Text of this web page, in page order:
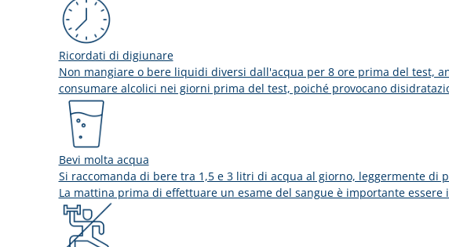
Ricordati di digiunare
Non mangiare o bere liquidi diversi dall'acqua per 8 ore prima del test,
consumare alcolici nei giorni prima del test, poiché provocano
Bevi molta acqua
Si raccomanda di bere tra 1,5 e 3 litri di acqua al giorno, leggermente
La mattina prima di effettuare un esame del sangue è importante